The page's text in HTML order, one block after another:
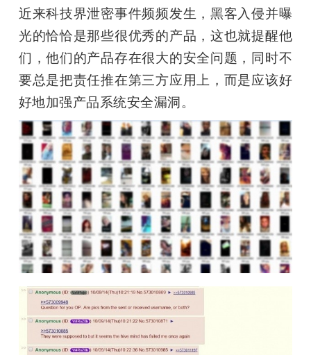
心
GAIR
专
题
爱
搞
机
近来科技界泄密事件频频发生，黑客入侵并曝
光的恰恰是那些很优秀的产品，这也就提醒他
们，他们的产品存在很大的安全问题，同时不
要总是把责任推在第三方应用上，而是应该好
好地加强产品系统安全漏洞。